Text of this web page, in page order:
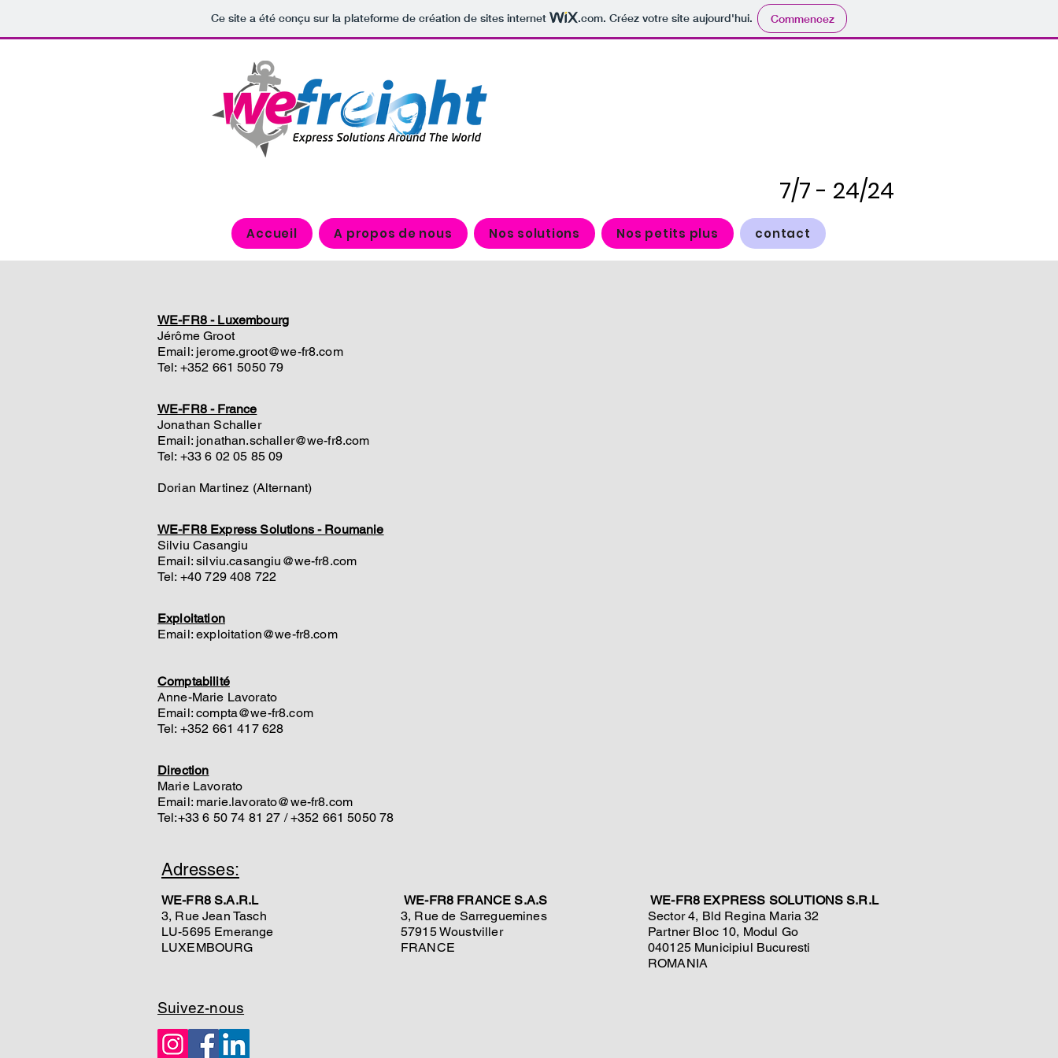
Ce site a été conçu sur la plateforme de création de sites internet .com. Créez votre site aujourd'hui. Commencez
7/7 - 24/24
Accueil A propos de nous Nos solutions Nos petits plus contact
WE-FR8 - Luxembourg
Jérôme Groot
Email: jerome.groot@we-fr8.com
Tel: +352 661 5050 79
WE-FR8 - France
Jonathan Schaller
Email: jonathan.schaller@we-fr8.com
Tel: +33 6 02 05 85 09
Dorian Martinez (Alternant)
WE-FR8 Express Solutions - Roumanie
Silviu Casangiu
Email: silviu.casangiu@we-fr8.com
Tel: +40 729 408 722
Exploitation
Email: exploitation@we-fr8.com
Comptabilité
Anne-Marie Lavorato
Email:compta@we-fr8.com
Tel: +352 661 417 628
Direction
Marie Lavorato
Email: marie.lavorato@we-fr8.com
Tel:+33 6 50 74 81 27 / +352 661 5050 78
Adresses:
WE-FR8 S.A.R.L
3, Rue Jean Tasch
LU-5695 Emerange
LUXEMBOURG
WE-FR8 FRANCE S.A.S
3, Rue de Sarreguemines
57915 Woustviller
FRANCE
WE-FR8 EXPRESS SOLUTIONS S.R.L
Sector 4, Bld Regina Maria 32
Partner Bloc 10, Modul Go
040125 Municipiul Bucuresti
ROMANIA
Suivez-nous